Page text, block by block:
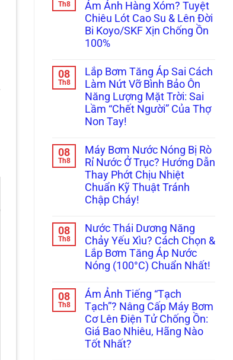
Th8
Ám Ảnh Hàng Xóm? Tuyệt
Chiêu Lót Cao Su & Lên Đời
Bi Koyo/SKF Xịn Chống Ồn
100%
bình
luận
ở
Máy
Bơm
Tăng
Áp
Ám
Ảnh
Hàng
Xóm?
Tuyệt
Chiêu
Lót
Cao
Lên
Đời
Bi
Koyo/SKF
Xịn
Chống
100%
08
Th8
Lắp Bơm Tăng Áp Sai Cách
Làm Nứt Vỡ Bình Bảo Ôn
Năng Lượng Mặt Trời: Sai
Lầm “Chết Người” Của Thợ
Non Tay!
bình
luận
ở
Lắp
Bơm
Tăng
Áp
Làm
Nứt
Vỡ
Bình
Bảo
Ôn
Mặt
Trời:
Sai
Lầm
“Chết
Người”
Của
Thợ
08
Th8
Máy Bơm Nước Nóng Bị Rò
Rỉ Nước Ở Trục? Hướng Dẫn
Thay Phớt Chịu Nhiệt
Chuẩn Kỹ Thuật Tránh
Chập Cháy!
bình
luận
ở
Máy
Bơm
Nước
Bị
Rò
Rỉ
Nước
Ở
Trục?
Hướng
Dẫn
08
Th8
Nước Thái Dương Năng
Chảy Yếu Xìu? Cách Chọn &
Lắp Bơm Tăng Áp Nước
Nóng (100°C) Chuẩn Nhất!
có
bình
luận
ở
Nước
Thái
Dương
Năng
08
Th8
Ám Ảnh Tiếng “Tạch
Tạch”? Nâng Cấp Máy Bơm
Cơ Lên Điện Tử Chống Ồn:
Giá Bao Nhiêu, Hãng Nào
Tốt Nhất?